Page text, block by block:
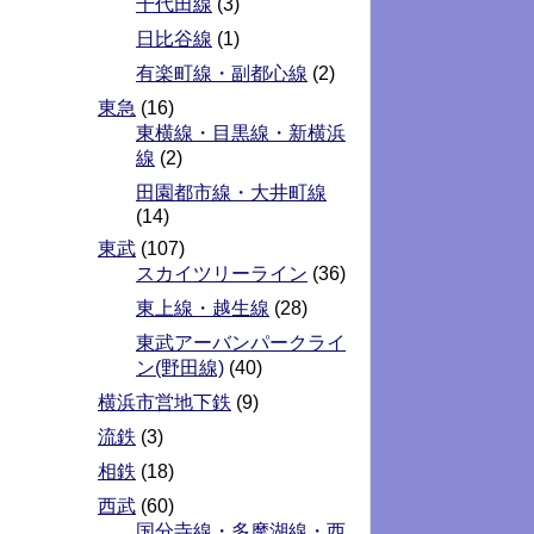
千代田線 (3)
日比谷線 (1)
有楽町線・副都心線 (2)
東急 (16)
東横線・目黒線・新横浜
線 (2)
田園都市線・大井町線
(14)
東武 (107)
スカイツリーライン (36)
東上線・越生線 (28)
東武アーバンパークライ
ン(野田線) (40)
横浜市営地下鉄 (9)
流鉄 (3)
相鉄 (18)
西武 (60)